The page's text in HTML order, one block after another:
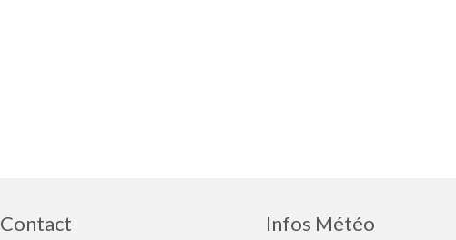
Contact Infos Météo